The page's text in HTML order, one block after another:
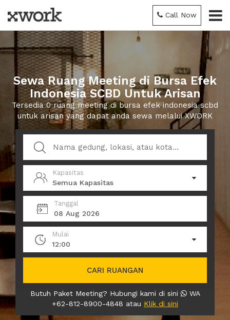
Call Now
Sewa Ruang Meeting di Bursa Efek
Indonesia SCBD Untuk Arisan
Tersedia 0 ruang meeting di bursa efek indonesia scbd
untuk arisan yang dapat anda sewa melalui XWORK
Kapasitas
Semua Kapasitas
Tanggal
08 Aug 2026
Mulai
12:00
CARI RUANGAN
Butuh Paket Meeting? Hubungi kami di sini
WA
+62-812-8900-4848 atau Klik di sini